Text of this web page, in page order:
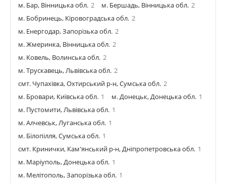
м. Бар, Вінницька обл. 2 м. Бершадь, Вінницька обл. 2
м. Бобринець, Кіровоградська обл. 2
м. Енергодар, Запорізька обл. 2
м. Жмеринка, Вінницька обл. 2
м. Ковель, Волинська обл. 2
м. Трускавець, Львівська обл. 2
смт. Чупахівка, Охтирський р-н, Сумська обл. 2
м. Бровари, Київська обл. 1 м. Донецьк, Донецька обл. 1
м. Пустомити, Львівська обл. 1
м. Алчевськ, Луганська обл. 1
м. Білопілля, Сумська обл. 1
смт. Кринички, Кам'янський р-н, Дніпропетровська обл. 1
м. Маріуполь, Донецька обл. 1
м. Мелітополь, Запорізька обл. 1